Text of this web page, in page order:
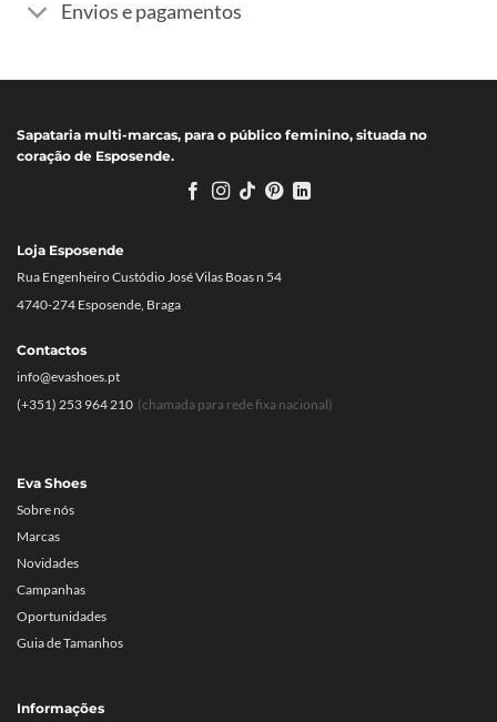
Envios e pagamentos
Sapataria multi-marcas, para o público feminino, situada no
coração de Esposende.
Eva Shoes
Sobre nós
Marcas
Novidades
Campanhas
Oportunidades
Guia de Tamanhos
Informações
Loja Esposende
Rua Engenheiro Custódio José Vilas Boas n 54
4740-274 Esposende, Braga
Contactos
info@evashoes.pt
(+351) 253 964 210 (chamada para rede fixa nacional)